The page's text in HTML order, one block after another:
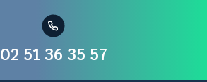
02 51 36 35 57